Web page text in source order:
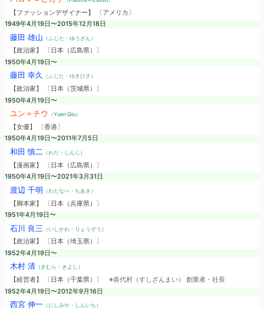
【ファッションデザイナー】 〔アメリカ〕
1949年4月19日〜2015年12月18日
藤田 雄山 （ふじた・ゆうざん）
【政治家】 〔日本（広島県）〕
1950年4月19日〜
藤田 幸久 （ふじた・ゆきひさ）
【政治家】 〔日本（茨城県）〕
1950年4月19日〜
ユン＝チウ （Yuen Qiu）
【女優】 〔香港〕
1950年4月19日〜2011年7月5日
和田 慎二 （わだ・しんじ）
【漫画家】 〔日本（広島県）〕
1950年4月19日〜2021年3月31日
渡辺 千明 （わたなべ・ちあき）
【脚本家】 〔日本（兵庫県）〕
1951年4月19日〜
石川 良三 （いしかわ・りょうぞう）
【政治家】 〔日本（埼玉県）〕
1952年4月19日〜
木村 清（きむら・きよし）
【経営者】 〔日本（千葉県）〕 ※喜代村（すしざんまい） 創業者・社長
1952年4月19日〜2012年9月16日
西宮 伸一（にしみや・しんいち）